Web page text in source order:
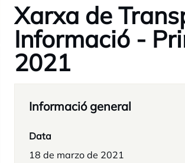
Xarxa de
Informació -
2021
Informació general
Data
18 de marzo de 2021